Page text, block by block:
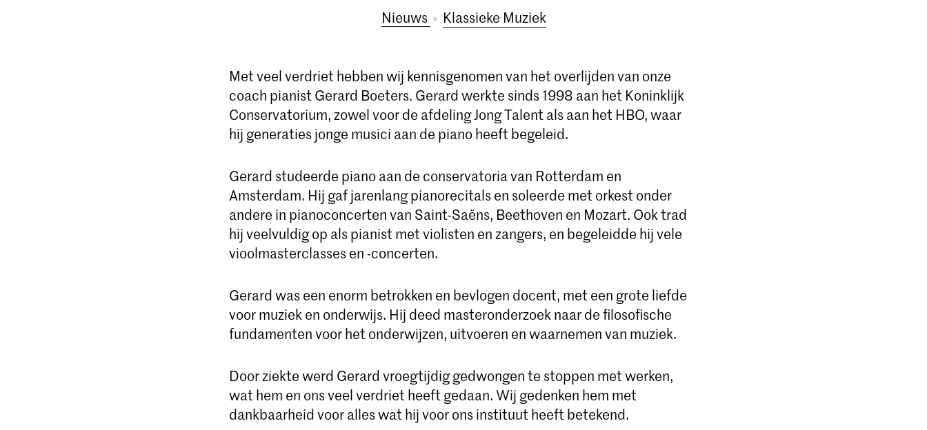
Nieuws Klassieke Muziek
Met veel verdriet hebben wij kennisgenomen van het overlijden van onze
coach pianist Gerard Boeters. Gerard werkte sinds 1998 aan het Koninklijk
Conservatorium, zowel voor de afdeling Jong Talent als aan het HBO, waar
hij generaties jonge musici aan de piano heeft begeleid.
Gerard studeerde piano aan de conservatoria van Rotterdam en
Amsterdam. Hij gaf jarenlang pianorecitals en soleerde met orkest onder
andere in pianoconcerten van Saint-Saëns, Beethoven en Mozart. Ook trad
hij veelvuldig op als pianist met violisten en zangers, en begeleidde hij vele
vioolmasterclasses en -concerten.
Gerard was een enorm betrokken en bevlogen docent, met een grote liefde
voor muziek en onderwijs. Hij deed masteronderzoek naar de filosofische
fundamenten voor het onderwijzen, uitvoeren en waarnemen van muziek.
Door ziekte werd Gerard vroegtijdig gedwongen te stoppen met werken,
wat hem en ons veel verdriet heeft gedaan. Wij gedenken hem met
dankbaarheid voor alles wat hij voor ons instituut heeft betekend.